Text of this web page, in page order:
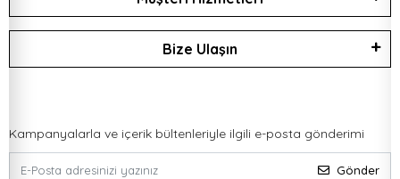
Bize Ulaşın
Kampanyalarla ve içerik bültenleriyle ilgili e-posta gönderimi
Gönder